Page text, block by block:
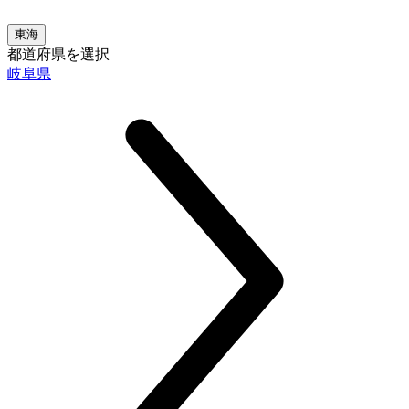
東海
都道府県を選択
岐阜県